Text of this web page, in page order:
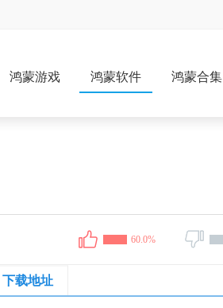
鸿蒙游戏 鸿蒙软件 鸿蒙合集
60.0%
下载地址